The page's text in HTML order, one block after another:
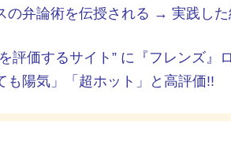
の弁論術を伝授される → 実践し
評価するサイト” に『フレンズ』
も陽気」「超ホット」と高評価!!